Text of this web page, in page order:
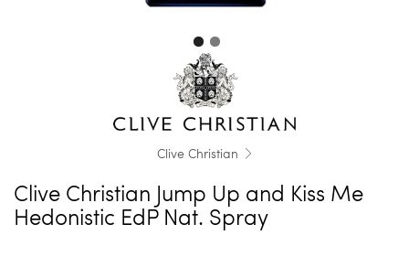
Clive Christian
Clive Christian Jump Up and Kiss Me
Hedonistic EdP Nat. Spray